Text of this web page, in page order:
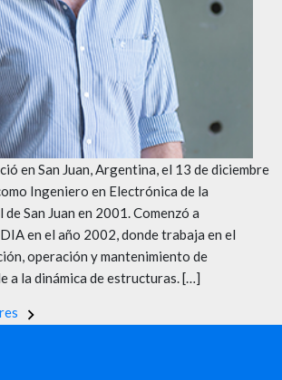
en San Juan, Argentina, el 13 de diciembre
Ingeniero en Electrónica de la
San Juan en 2001. Comenzó a
en el año 2002, donde trabaja en el
operación y mantenimiento de
a la dinámica de estructuras. […]